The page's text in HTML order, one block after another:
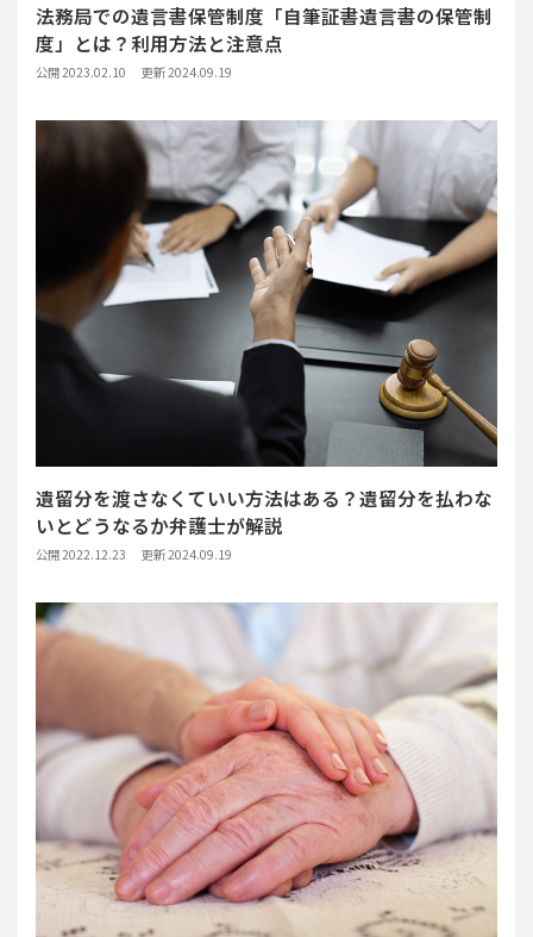
法務局での遺言書保管制度「自筆証書遺言書の保管制
度」とは？利用方法と注意点
公開 2023.02.10 更新 2024.09.19
遺留分を渡さなくていい方法はある？遺留分を払わな
いとどうなるか弁護士が解説
公開 2022.12.23 更新 2024.09.19